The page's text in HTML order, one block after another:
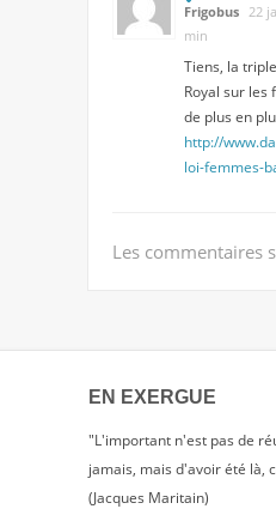
Frigobus 22
min
Tiens, la
Royal sur les
de plus en
http://
loi-femmes-
Les commentaires
EN EXERGUE
"L'important n'est pas de
jamais, mais d'avoir été là,
(Jacques Maritain)